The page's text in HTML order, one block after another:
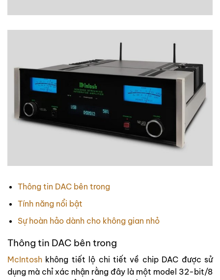
Thông tin DAC bên trong
Tính năng nổi bật
Sự hoàn hảo dành cho không gian nhỏ
Thông tin DAC bên trong
McIntosh không tiết lộ chi tiết về chip DAC được sử
dụng mà chỉ xác nhận rằng đây là một model 32-bit/8